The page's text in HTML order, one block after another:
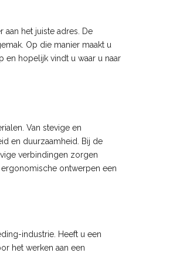
aan het juiste adres. De
Op die manier maakt u
en hopelijk vindt u waar u naar
Van stevige en
en duurzaamheid. Bij de
verbindingen zorgen
ontwerpen een
industrie. Heeft u een
het werken aan een